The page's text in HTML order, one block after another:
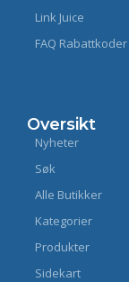
Link Juice
FAQ Rabattkoder
Oversikt
Nyheter
Søk
Alle Butikker
Kategorier
Produkter
Sidekart